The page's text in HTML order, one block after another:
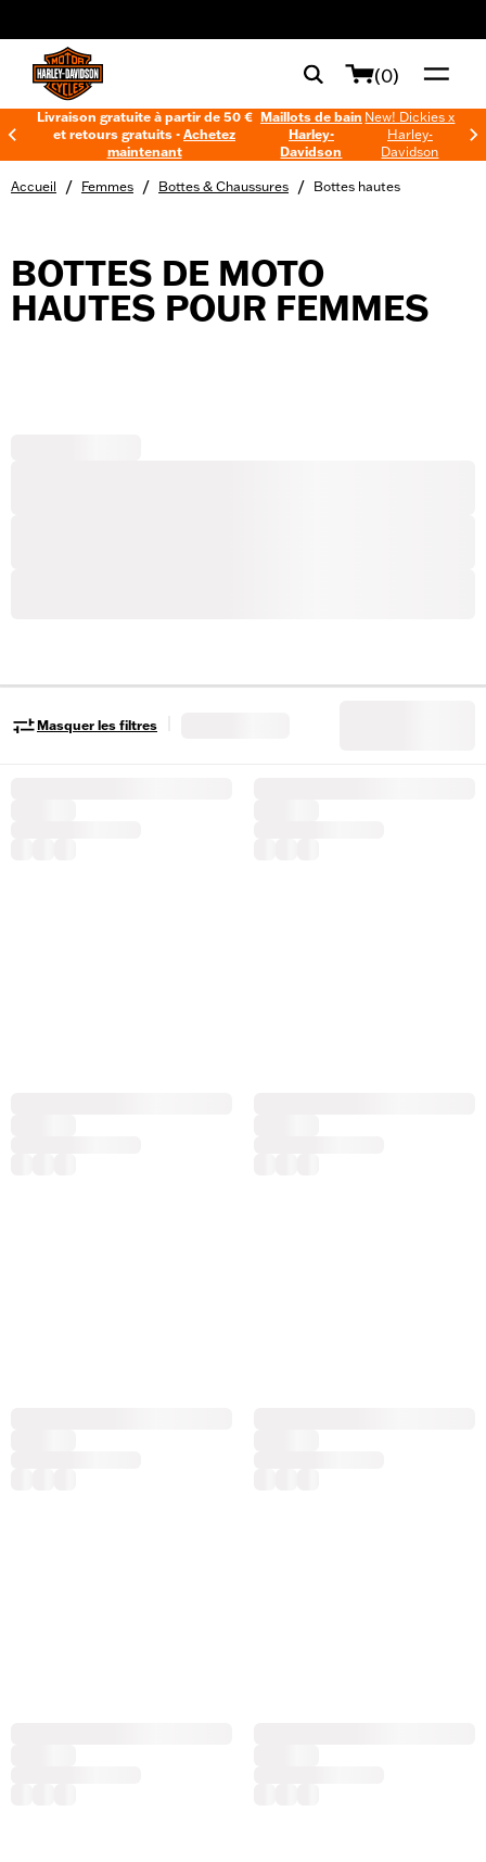
(0)
Livraison gratuite à partir de 50 €
et retours gratuits -Achetez
maintenant
Maillots de bain
Harley-
Davidson
New! Dickies x
Harley-
Davidson
Accueil / Femmes / Bottes & Chaussures / Bottes hautes
BOTTES DE MOTO
HAUTES POUR FEMMES
Masquer les filtres